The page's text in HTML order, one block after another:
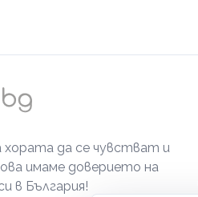
хората да се чувстват и
имаме доверието на
в България!